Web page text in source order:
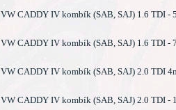
VW CADDY IV kombík (SAB, SAJ) 1.6 TDI -
VW CADDY IV kombík (SAB, SAJ) 1.6 TDI -
VW CADDY IV kombík (SAB, SAJ) 2.0 TDI
VW CADDY IV kombík (SAB, SAJ) 2.0 TDI -